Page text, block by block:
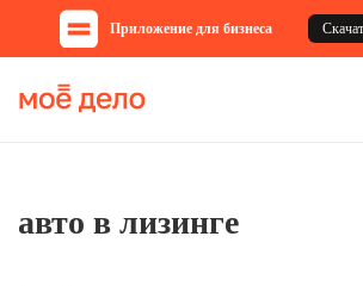
Приложение для бизнеса
авто в лизинге